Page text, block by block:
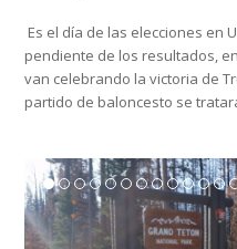
Es el día de las elecciones en
pendiente de los resultados,
van celebrando la victoria de
partido de baloncesto se